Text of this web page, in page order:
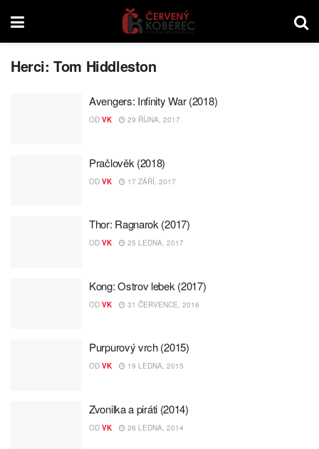
Herci:Tom Hiddleston
Avengers: Infinity War (2018)
OD VK 29 ŘÍJNA, 2017
Pračlověk (2018)
OD VK 17 ZÁŘÍ, 2017
Thor: Ragnarok (2017)
OD VK 25 LEDNA, 2017
Kong: Ostrov lebek (2017)
OD VK 31 ČERVENCE, 2016
Purpurový vrch (2015)
OD VK 19 LEDNA, 2015
Zvonilka a piráti (2014)
OD VK 26 LEDNA, 2014